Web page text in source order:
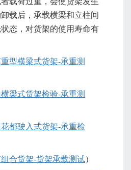
载后，承载横梁和立柱间
态，对货架的使用寿命有
型横梁式货架-承重测
梁式货架检验-承重测
花都驶入式货架-承重检
合货架-货架承载测试）